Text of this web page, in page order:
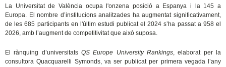
La Universitat de València ocupa l'onzena posició a Espanya i la 145 a
Europa. El nombre d’institucions analitzades ha augmentat significativament,
de les 685 participants en l'últim estudi publicat el 2024 s’ha passat a 958 el
2026, amb l’augment de competitivitat que això suposa.
El rànquing d’universitatsQS Europe University Rankings, elaborat per la
consultora Quacquarelli Symonds, va ser publicat per primera vegada l’any